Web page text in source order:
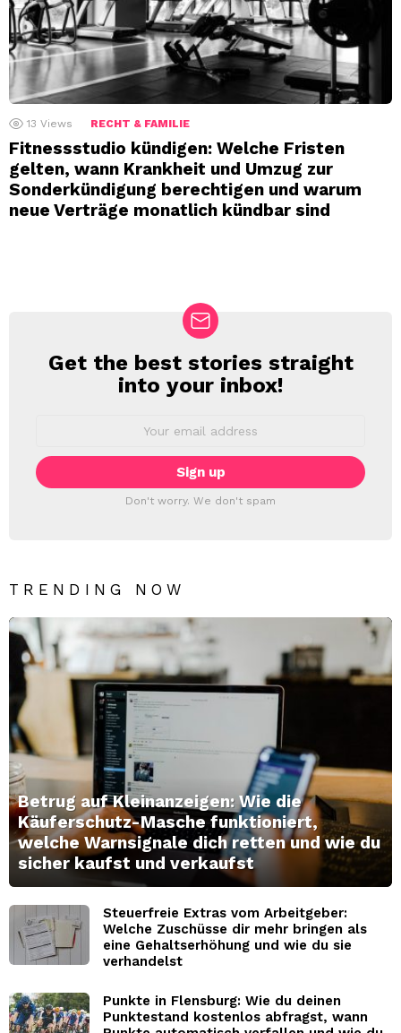
13 Views RECHT & FAMILIE
Fitnessstudio kündigen: Welche Fristen
gelten, wann Krankheit und Umzug zur
Sonderkündigung berechtigen und warum
neue Verträge monatlich kündbar sind
NEWSLETTER
Get the best stories straight
into your inbox!
Don't worry. We don't spam
TRENDING NOW
Betrug auf Kleinanzeigen: Wie die
Käuferschutz-Masche funktioniert,
welche Warnsignale dich retten und wie du
sicher kaufst und verkaufst
Steuerfreie Extras vom Arbeitgeber:
Welche Zuschüsse dir mehr bringen als
eine Gehaltserhöhung und wie du sie
verhandelst
Punkte in Flensburg: Wie du deinen
Punktestand kostenlos abfragst, wann